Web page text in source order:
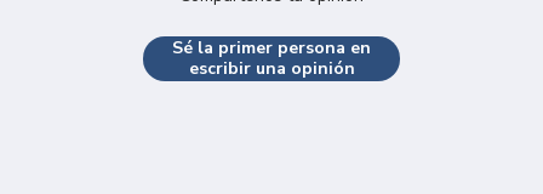
Sé la primer persona en
escribir una opinión